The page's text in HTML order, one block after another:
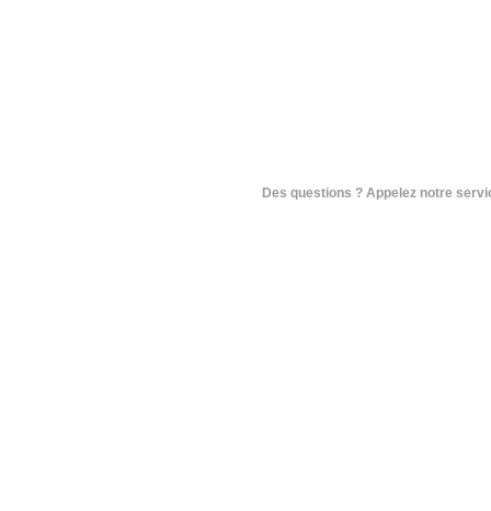
Des questions ? Appelez notre